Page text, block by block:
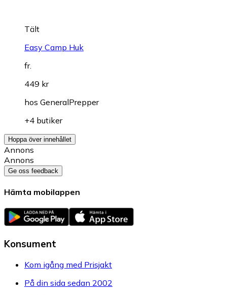
Tält
Easy Camp Huk
fr.
449 kr
hos GeneralPrepper
+4 butiker
Hoppa över innehållet
Annons
Annons
Ge oss feedback
Hämta mobilappen
Konsument
Kom igång med Prisjakt
På din sida sedan 2002